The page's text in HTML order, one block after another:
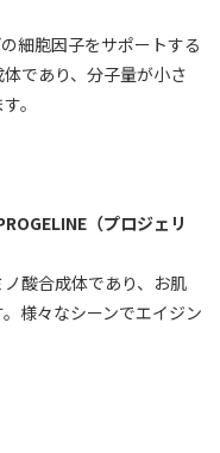
細胞因子をサポートする
であり、分子量が小さ
。
（プロジェリ
酸合成体であり、お肌
様々なシーンでエイジン